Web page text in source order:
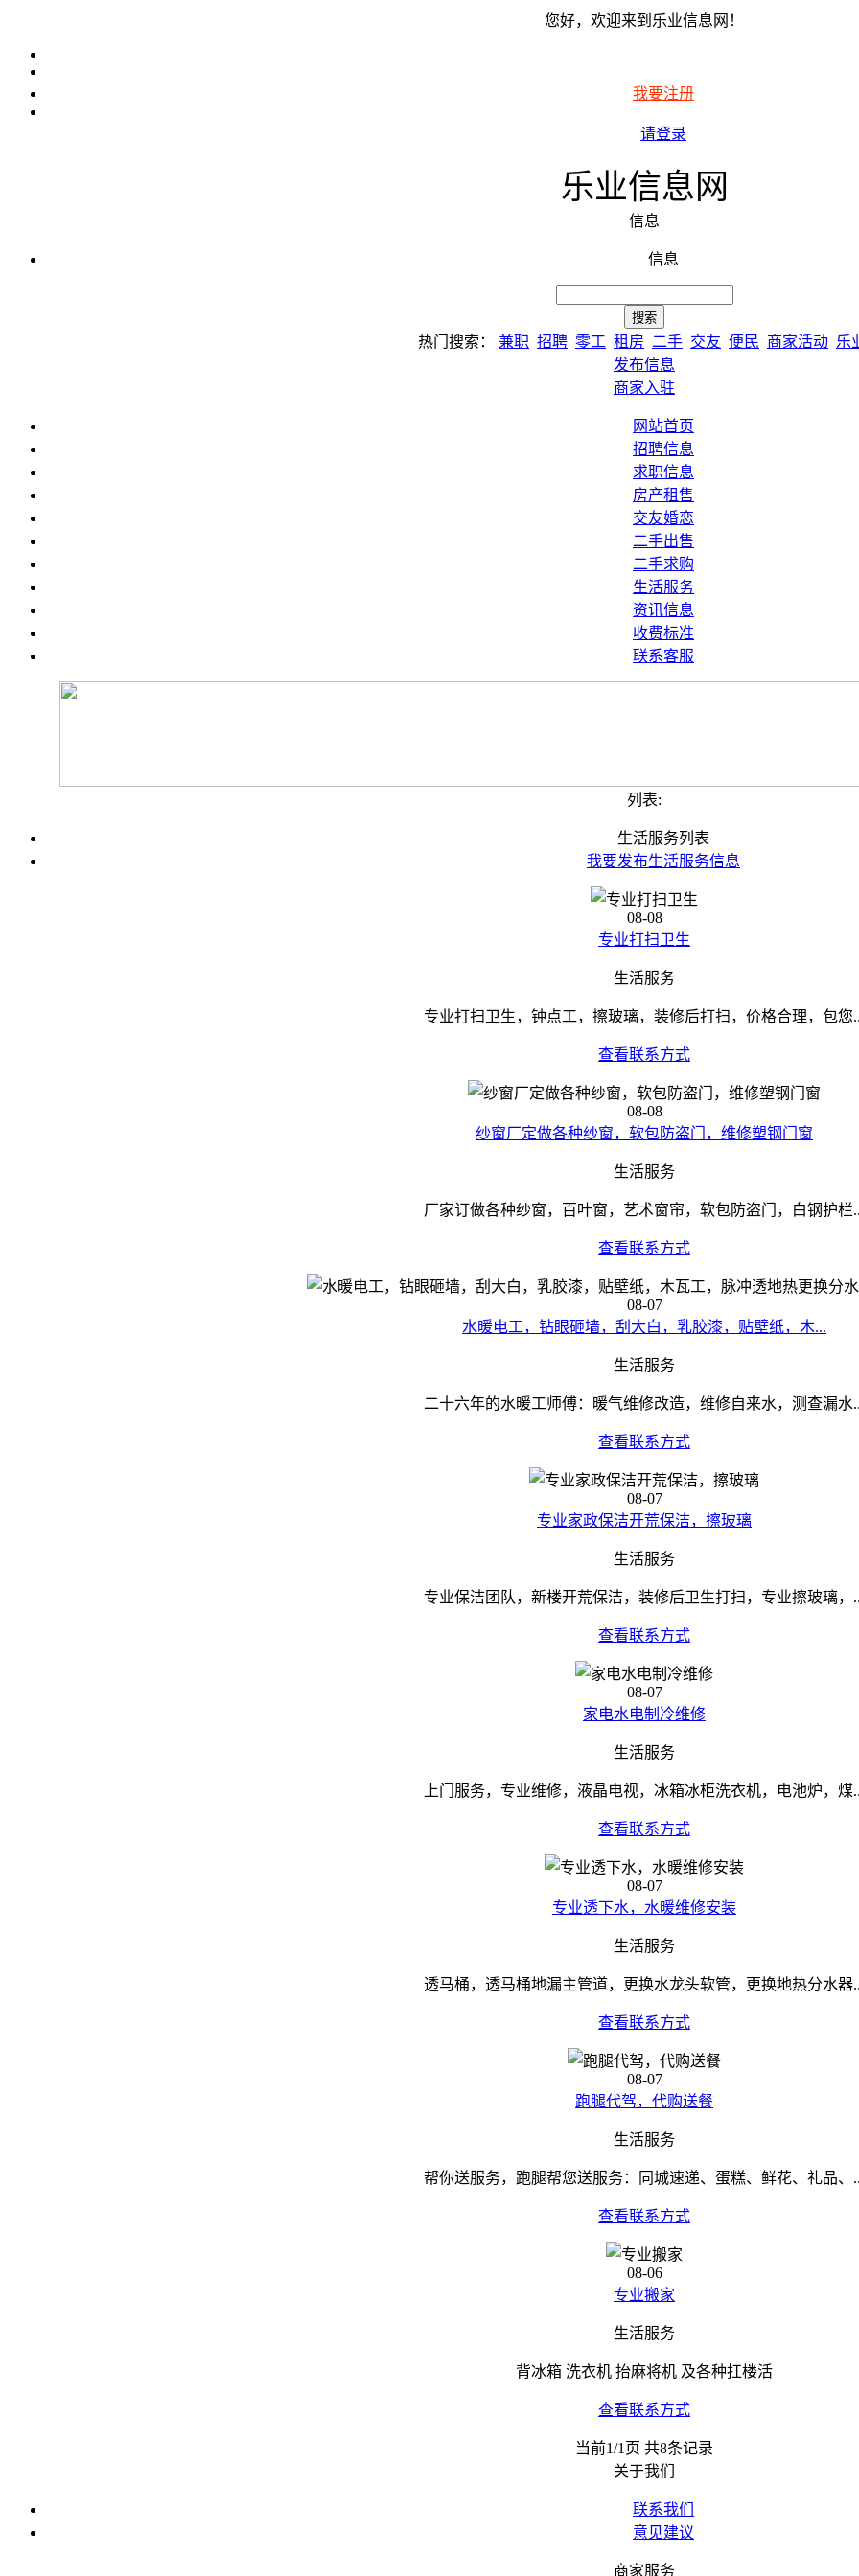
您好，欢迎来到乐业信息网！
我要注册
请登录
乐业信息网
信息
信息
热门搜索： 兼职 招聘 零工 租房 二手 交友 便民 商家活动 乐
发布信息
商家入驻
网站首页
招聘信息
求职信息
房产租售
交友婚恋
二手出售
二手求购
生活服务
资讯信息
收费标准
联系客服
列表:
生活服务列表
我要发布生活服务信息
08-08
专业打扫卫生
生活服务
专业打扫卫生，钟点工，擦玻璃，装修后打扫，价格合理，包您
查看联系方式
08-08
纱窗厂定做各种纱窗，软包防盗门，维修塑钢门窗
生活服务
厂家订做各种纱窗，百叶窗，艺术窗帘，软包防盗门，白钢护栏
查看联系方式
08-07
水暖电工，钻眼砸墙，刮大白，乳胶漆，贴壁纸，木...
生活服务
二十六年的水暖工师傅：暖气维修改造，维修自来水，测查漏水
查看联系方式
08-07
专业家政保洁开荒保洁，擦玻璃
生活服务
专业保洁团队，新楼开荒保洁，装修后卫生打扫，专业擦玻璃，
查看联系方式
08-07
家电水电制冷维修
生活服务
上门服务，专业维修，液晶电视，冰箱冰柜洗衣机，电池炉，煤
查看联系方式
08-07
专业透下水，水暖维修安装
生活服务
透马桶，透马桶地漏主管道，更换水龙头软管，更换地热分水器
查看联系方式
08-07
跑腿代驾，代购送餐
生活服务
帮你送服务，跑腿帮您送服务：同城速递、蛋糕、鲜花、礼品、
查看联系方式
08-06
专业搬家
生活服务
背冰箱 洗衣机 抬麻将机 及各种扛楼活
查看联系方式
当前1/1页 共8条记录
关于我们
联系我们
意见建议
商家服务